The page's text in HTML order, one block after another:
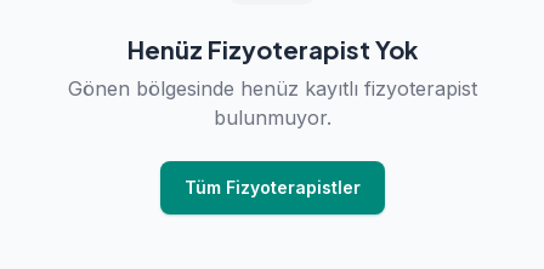
Henüz Fizyoterapist Yok
Gönen bölgesinde henüz kayıtlı fizyoterapist
bulunmuyor.
Tüm Fizyoterapistler